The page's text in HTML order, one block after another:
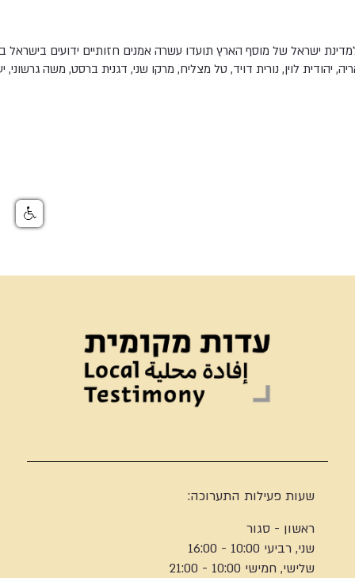
ישראל של מוסף הארץ תועדו עשרה אמנים חזותיים ידועים בישראל
יהודית לוין, נורית דויד, טל מצליח, מרקו שני, דגנית ברסט, משה גרשוני,
שעות פעילות התערוכה:
ראשון - סגור
שני, רביעי 10:00 - 16:00
שלישי, חמישי 10:00 - 21:00